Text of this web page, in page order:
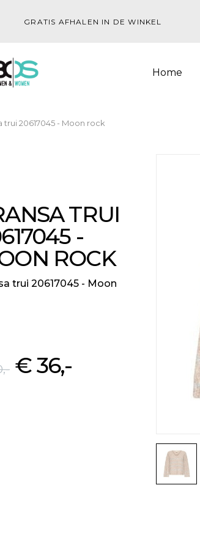
GRATIS AFHALEN IN DE WINKEL
Home
trui 20617045 - Moon rock
TRUI
-
ROCK
trui 20617045 - Moon
,- € 36,-